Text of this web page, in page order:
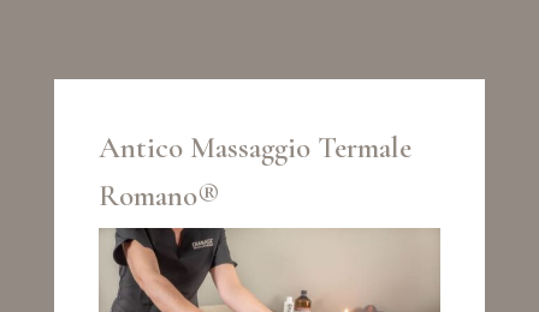
Antico Massaggio Termale
Romano®